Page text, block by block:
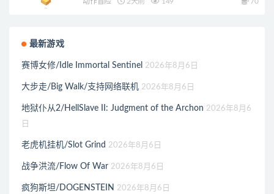
最新游戏
赛博女修/Idle Immortal Sentinel 2026年8月6日
大步走/Big Walk/支持网络联机 2026年8月6日
地狱仆从2/HellSlave II: Judgment of the Archon 2026年8月6
日
老虎机挂机/Slot Grind 2026年8月6日
战争洪流/Flow Of War 2026年8月6日
疯狗斯坦/DOGENSTEIN 2026年8月6日